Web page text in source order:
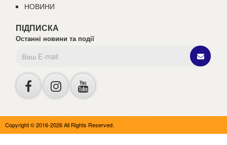
НОВИНИ
ПІДПИСКА
Останні новини та події
Copyright © 2016-2026 All Rights Reserved.